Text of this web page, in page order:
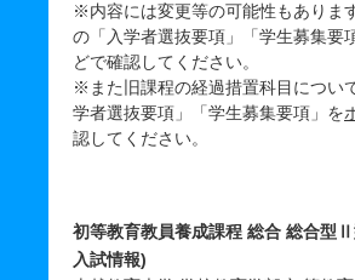
※内容には変更等の可能性もありま
の「入学者選抜要項」「学生募集要
どで確認してください。
※また旧課程の経過措置科目につい
学者選抜要項」「学生募集要項」を
認してください。
初等教育教員養成課程 総合 総合型
入試情報)